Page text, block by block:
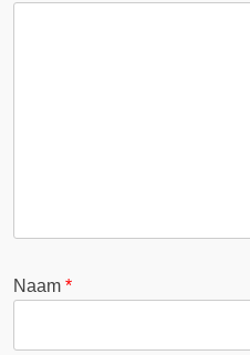
Naam *